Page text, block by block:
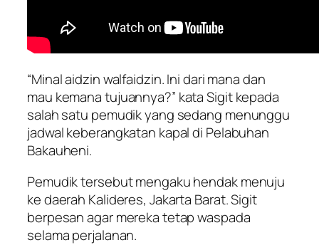
“Minal aidzin walfaidzin. Ini dari mana dan
mau kemana tujuannya?” kata Sigit kepada
salah satu pemudik yang sedang menunggu
jadwal keberangkatan kapal di Pelabuhan
Bakauheni.
Pemudik tersebut mengaku hendak menuju
ke daerah Kalideres, Jakarta Barat. Sigit
berpesan agar mereka tetap waspada
selama perjalanan.